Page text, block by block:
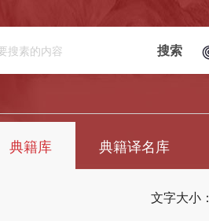
搜索
典籍库 典籍译名库
文字大小：